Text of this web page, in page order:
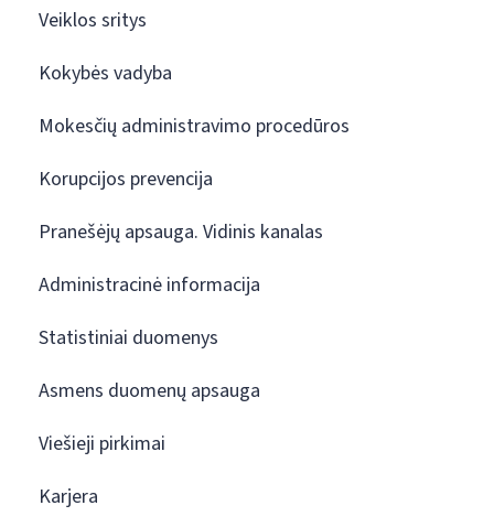
Veiklos sritys
Kokybės vadyba
Mokesčių administravimo procedūros
Korupcijos prevencija
Pranešėjų apsauga. Vidinis kanalas
Administracinė informacija
Statistiniai duomenys
Asmens duomenų apsauga
Viešieji pirkimai
Karjera